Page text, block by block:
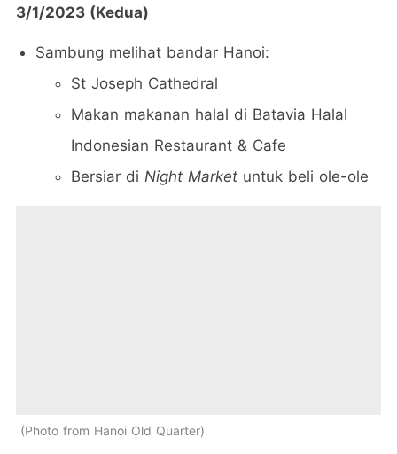
3/1/2023 (Kedua)
Sambung melihat bandar Hanoi:
St Joseph Cathedral
Makan makanan halal di Batavia Halal
Indonesian Restaurant & Cafe
Bersiar di Night Market untuk beli ole-ole
Photo from Hanoi Old Quarter